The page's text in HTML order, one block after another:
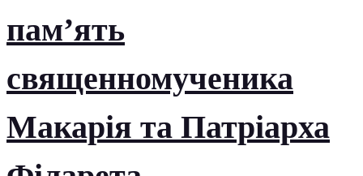
пам’ять
священномученика
Макарія та Патріарха